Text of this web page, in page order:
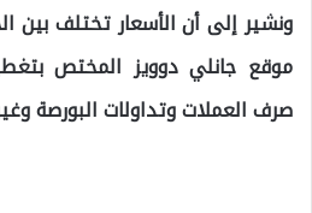
ونشير إلى أن الأسعار تختلف بين
موقع جانلي دوويز المختص
صرف العملات وتداولات البورصة